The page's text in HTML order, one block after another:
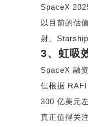
SpaceX
以目前的估
射、 Starship
3、虹吸
SpaceX 融资
但根据 RAFI
300 亿美元
真正值得关